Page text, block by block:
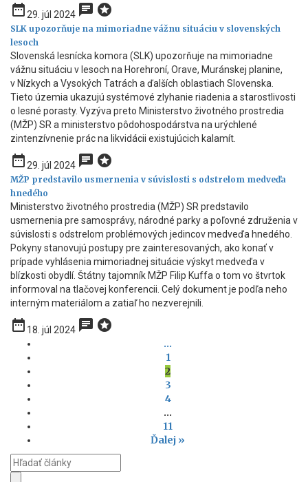
date_range 29. júl 2024 chat stars
SLK upozorňuje na mimoriadne vážnu situáciu v slovenských
lesoch
Slovenská lesnícka komora (SLK) upozorňuje na mimoriadne
vážnu situáciu v lesoch na Horehroní, Orave, Muránskej planine,
v Nízkych a Vysokých Tatrách a ďalších oblastiach Slovenska.
Tieto územia ukazujú systémové zlyhanie riadenia a starostlivosti
o lesné porasty. Vyzýva preto Ministerstvo životného prostredia
(MŽP) SR a ministerstvo pôdohospodárstva na urýchlené
zintenzívnenie prác na likvidácii existujúcich kalamít.
date_range 29. júl 2024 chat stars
MŽP predstavilo usmernenia v súvislosti s odstrelom medveďa
hnedého
Ministerstvo životného prostredia (MŽP) SR predstavilo
usmernenia pre samosprávy, národné parky a poľovné združenia v
súvislosti s odstrelom problémových jedincov medveďa hnedého.
Pokyny stanovujú postupy pre zainteresovaných, ako konať v
prípade vyhlásenia mimoriadnej situácie výskyt medveďa v
blízkosti obydlí. Štátny tajomník MŽP Filip Kuffa o tom vo štvrtok
informoval na tlačovej konferencii. Celý dokument je podľa neho
interným materiálom a zatiaľ ho nezverejnili.
date_range 18. júl 2024 chat stars
...
1
2
3
4
…
11
Ďalej »